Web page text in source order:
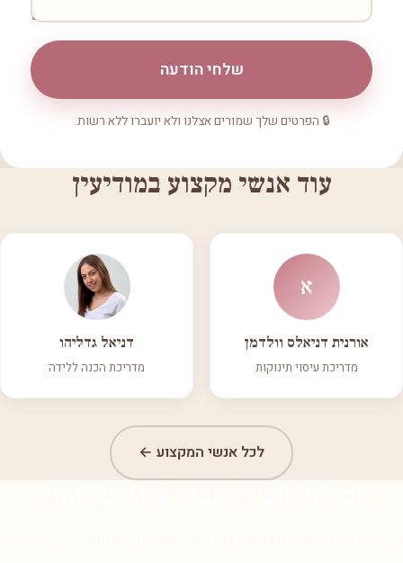
שלחי הודעה
🔒 הפרטים שלך שמורים אצלנו ולא יועברו ללא רשות.
עוד אנשי מקצוע במודיעין
א
אורנית דניאלס וולדמן
מדריכת עיסוי תינוקות
דניאל גדליהו
מדריכת הכנה ללידה
לכל אנשי המקצוע ←